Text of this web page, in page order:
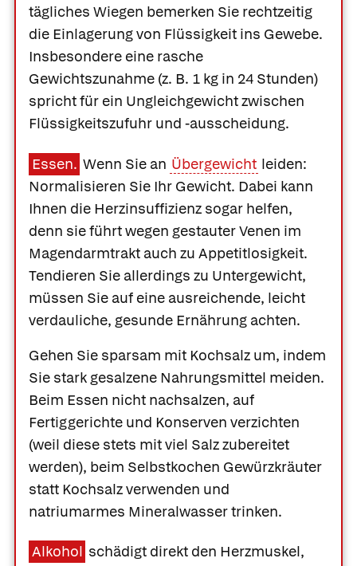
tägliches Wiegen bemerken Sie rechtzeitig
die Einlagerung von Flüssigkeit ins Gewebe.
Insbesondere eine rasche
Gewichtszunahme (z. B. 1 kg in 24 Stunden)
spricht für ein Ungleichgewicht zwischen
Flüssigkeitszufuhr und -ausscheidung.
Essen. Wenn Sie an Übergewicht leiden:
Normalisieren Sie Ihr Gewicht. Dabei kann
Ihnen die Herzinsuffizienz sogar helfen,
denn sie führt wegen gestauter Venen im
Magendarmtrakt auch zu Appetitlosigkeit.
Tendieren Sie allerdings zu Untergewicht,
müssen Sie auf eine ausreichende, leicht
verdauliche, gesunde Ernährung achten.
Gehen Sie sparsam mit Kochsalz um, indem
Sie stark gesalzene Nahrungsmittel meiden.
Beim Essen nicht nachsalzen, auf
Fertiggerichte und Konserven verzichten
(weil diese stets mit viel Salz zubereitet
werden), beim Selbstkochen Gewürzkräuter
statt Kochsalz verwenden und
natriumarmes Mineralwasser trinken.
Alkohol schädigt direkt den Herzmuskel,
empfiehlt